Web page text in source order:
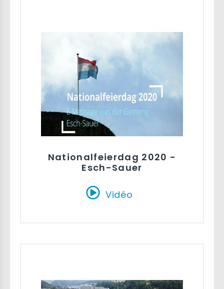
Nationalfeierdag 2020 -
Esch-Sauer
Vidéo